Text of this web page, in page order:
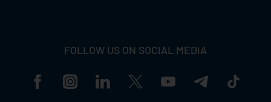
FOLLOW US ON SOCIAL MEDIA